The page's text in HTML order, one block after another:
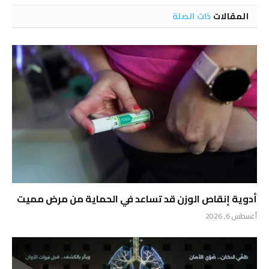
المقالات ذات الصلة
أدوية إنقاص الوزن قد تساعد في الحماية من مرض مميت
أغسطس 6, 2026